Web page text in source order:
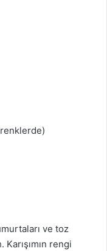
ve toz
rengi